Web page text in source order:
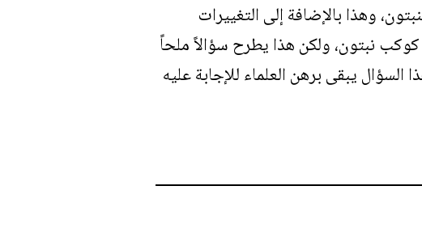
وهذا بالإضافة إلى التغييرات
نبتون، ولكن هذا يطرح سؤالاً ملحاً
يبقى برهن العلماء للإجابة عليه